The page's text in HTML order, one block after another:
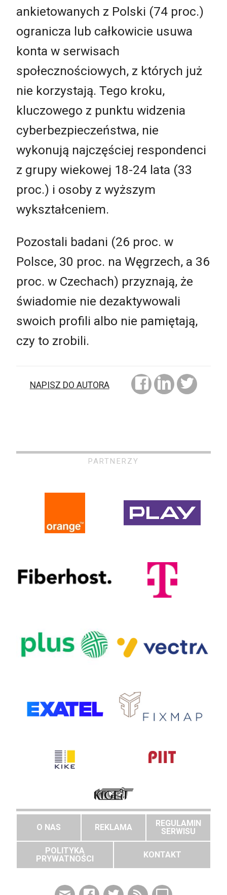
ankietowanych z Polski (74 proc.)
ogranicza lub całkowicie usuwa
konta w serwisach
społecznościowych, z których już
nie korzystają. Tego kroku,
kluczowego z punktu widzenia
cyberbezpieczeństwa, nie
wykonują najczęściej respondenci
z grupy wiekowej 18-24 lata (33
proc.) i osoby z wyższym
wykształceniem.
Pozostali badani (26 proc. w
Polsce, 30 proc. na Węgrzech, a 36
proc. w Czechach) przyznają, że
świadomie nie dezaktywowali
swoich profili albo nie pamiętają,
czy to zrobili.
NAPISZ DO AUTORA
PARTNERZY
O NAS REKLAMA
REGULAMIN
SERWISU
POLITYKA
PRYWATNOŚCI
KONTAKT